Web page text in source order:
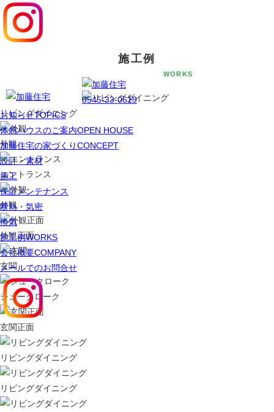
0545-33-0619
お知らせTOPICS
体感ハウスのご案内OPEN HOUSE
加藤住宅の家づくりCONCEPT
設計・素材
施工
保証メンテナンス
断熱・気密
換気
施工例WORKS
会社概要COMPANY
メールでのお問合せ
施工例
WORKS
リビングダイニング
外観
エントランス
外観
外観正面
玄関
シュークローク
玄関正面
リビングダイニング
リビングダイニング